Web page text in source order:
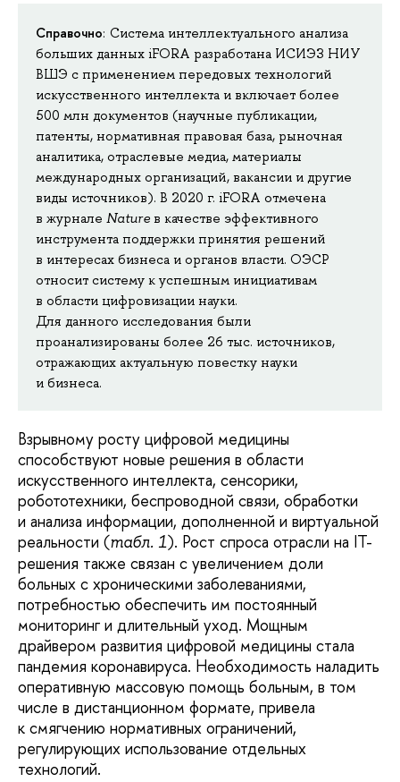
Справочно: Система интеллектуального анализа
больших данных iFORA разработана ИСИЭЗ НИУ
ВШЭ с применением передовых технологий
искусственного интеллекта и включает более
500 млн документов (научные публикации,
патенты, нормативная правовая база, рыночная
аналитика, отраслевые медиа, материалы
международных организаций, вакансии и другие
виды источников). В 2020 г. iFORA отмечена
в журнале Nature в качестве эффективного
инструмента поддержки принятия решений
в интересах бизнеса и органов власти. ОЭСР
относит систему к успешным инициативам
в области цифровизации науки.
Для данного исследования были
проанализированы более 26 тыс. источников,
отражающих актуальную повестку науки
и бизнеса.
Взрывному росту цифровой медицины
способствуют новые решения в области
искусственного интеллекта, сенсорики,
робототехники, беспроводной связи, обработки
и анализа информации, дополненной и виртуальной
реальности (табл. 1). Рост спроса отрасли на IT-
решения также связан с увеличением доли
больных с хроническими заболеваниями,
потребностью обеспечить им постоянный
мониторинг и длительный уход. Мощным
драйвером развития цифровой медицины стала
пандемия коронавируса. Необходимость наладить
оперативную массовую помощь больным, в том
числе в дистанционном формате, привела
к смягчению нормативных ограничений,
регулирующих использование отдельных
технологий.